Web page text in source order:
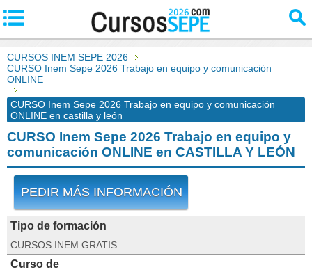
CURSOS INEM SEPE 2026
CURSO Inem Sepe 2026 Trabajo en equipo y comunicación
ONLINE
CURSO Inem Sepe 2026 Trabajo en equipo y comunicación
ONLINE en castilla y león
CURSO Inem Sepe 2026 Trabajo en equipo y
comunicación ONLINE en CASTILLA Y LEÓN
PEDIR MÁS INFORMACIÓN
Tipo de formación
CURSOS INEM GRATIS
Curso de